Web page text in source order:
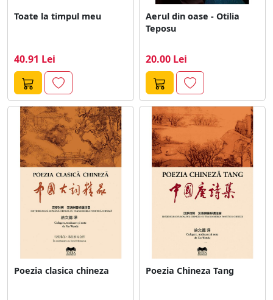
Toate la timpul meu
40.91 Lei
Aerul din oase - Otilia
Teposu
20.00 Lei
Poezia clasica chineza Poezia Chineza Tang